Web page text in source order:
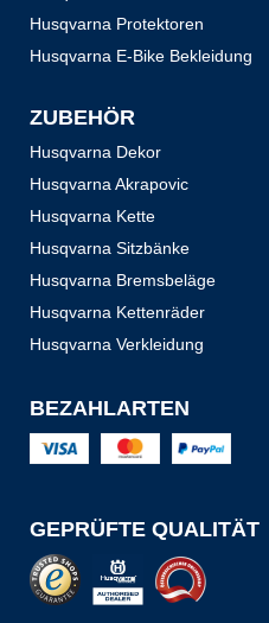
Husqvarna Protektoren
Husqvarna E-Bike Bekleidung
ZUBEHÖR
Husqvarna Dekor
Husqvarna Akrapovic
Husqvarna Kette
Husqvarna Sitzbänke
Husqvarna Bremsbeläge
Husqvarna Kettenräder
Husqvarna Verkleidung
BEZAHLARTEN
GEPRÜFTE QUALITÄT